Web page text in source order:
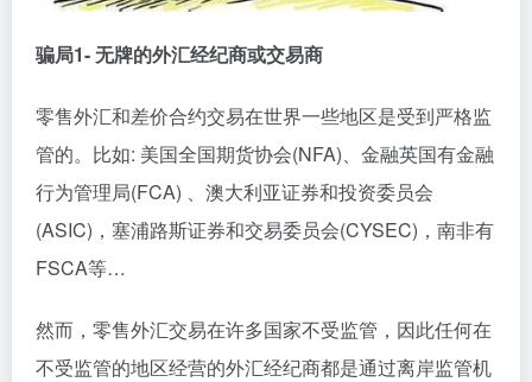
骗局1- 无牌的外汇经纪商或交易商
零售外汇和差价合约交易在世界一些地区是受到严格监
管的。比如: 美国全国期货协会(NFA)、金融英国有金融
行为管理局(FCA) 、澳大利亚证券和投资委员会
(ASIC)，塞浦路斯证券和交易委员会(CYSEC)，南非有
FSCA等…
然而，零售外汇交易在许多国家不受监管，因此任何在
不受监管的地区经营的外汇经纪商都是通过离岸监管机